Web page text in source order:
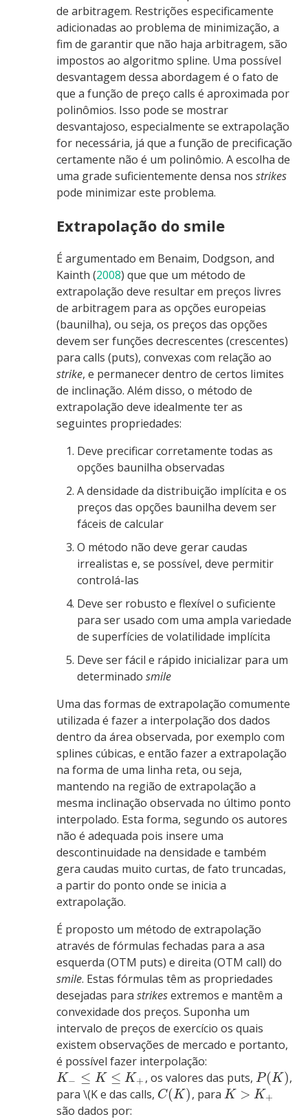
de arbitragem. Restrições especificamente
adicionadas ao problema de minimização, a
fim de garantir que não haja arbitragem, são
impostos ao algoritmo spline. Uma possível
desvantagem dessa abordagem é o fato de
que a função de preço calls é aproximada por
polinômios. Isso pode se mostrar
desvantajoso, especialmente se extrapolação
for necessária, já que a função de precificação
certamente não é um polinômio. A escolha de
uma grade suficientemente densa nosstrikes
pode minimizar este problema.
Extrapolação do smile
É argumentado em Benaim, Dodgson, and
Kainth (2008) que que um método de
extrapolação deve resultar em preços livres
de arbitragem para as opções europeias
(baunilha), ou seja, os preços das opções
devem ser funções decrescentes (crescentes)
para calls (puts), convexas com relação ao
strike, e permanecer dentro de certos limites
de inclinação. Além disso, o método de
extrapolação deve idealmente ter as
seguintes propriedades:
Deve precificar corretamente todas as
opções baunilha observadas
A densidade da distribuição implícita e os
preços das opções baunilha devem ser
fáceis de calcular
O método não deve gerar caudas
irrealistas e, se possível, deve permitir
controlá-las
Deve ser robusto e flexível o suficiente
para ser usado com uma ampla variedade
de superfícies de volatilidade implícita
Deve ser fácil e rápido inicializar para um
determinadosmile
Uma das formas de extrapolação comumente
utilizada é fazer a interpolação dos dados
dentro da área observada, por exemplo com
splines cúbicas, e então fazer a extrapolação
na forma de uma linha reta, ou seja,
mantendo na região de extrapolação a
mesma inclinação observada no último ponto
interpolado. Esta forma, segundo os autores
não é adequada pois insere uma
descontinuidade na densidade e também
gera caudas muito curtas, de fato truncadas,
a partir do ponto onde se inicia a
extrapolação.
É proposto um método de extrapolação
através de fórmulas fechadas para a asa
esquerda (OTM puts) e direita (OTM call) do
smile. Estas fórmulas têm as propriedades
desejadas parastrikesextremos e mantêm a
convexidade dos preços. Suponha um
intervalo de preços de exercício os quais
existem observações de mercado e portanto,
é possível fazer interpolação:
K− ≤ K ≤ K+ , os valores das puts, P(K),
para\(Ke das calls, C(K ), para K > K+
são dados por: